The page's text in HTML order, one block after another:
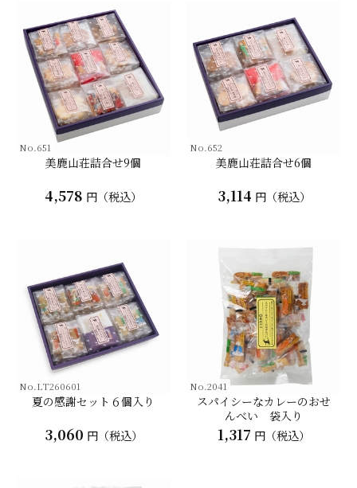
No.651
美鹿山荘詰合せ9個
4,578 円（税込）
No.652
美鹿山荘詰合せ6個
3,114 円（税込）
No.LT260601
夏の感謝セット６個入り
3,060 円（税込）
No.2041
スパイシーなカレーのおせ
んべい 袋入り
1,317 円（税込）